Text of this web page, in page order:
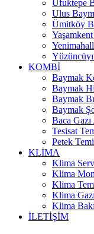
Ufuktepe
Ulus
Ümitköy
KOMBİ
Baymak
Baymak
Baymak
Baymak
Baca
Tesisat
Petek
KLİMA
Klima
Klima
Klima
Klima
Klima
İLETİŞİM